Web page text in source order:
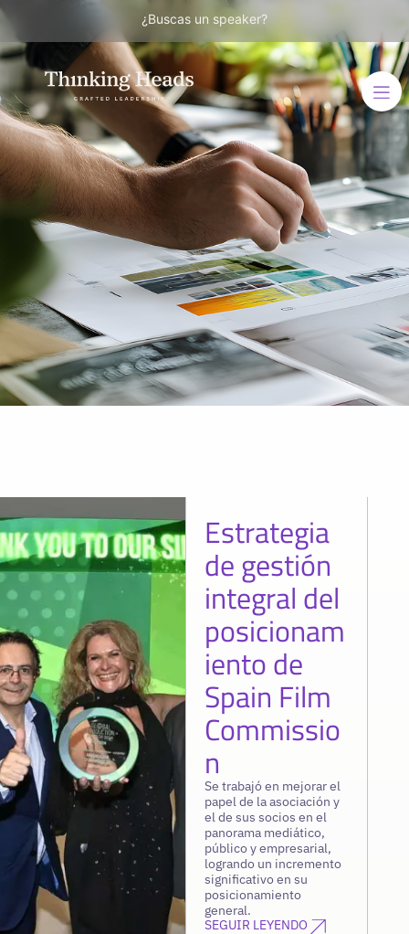
¿Buscas un speaker?
Estrategia
de gestión
integral del
posicionam
iento de
Spain Film
Commissio
n
Se trabajó en mejorar el
papel de la asociación y
el de sus socios en el
panorama mediático,
público y empresarial,
logrando un incremento
significativo en su
posicionamiento
general.
SEGUIR LEYENDO